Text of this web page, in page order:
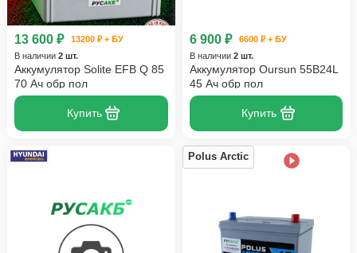
13 600 ₽
13200 ₽ + БУ
В наличии 2 шт.
Аккумулятор Solite EFB Q 85
70 Ач обр пол
Купить
6 900 ₽
6600 ₽ + БУ
В наличии 2 шт.
Аккумулятор Oursun 55B24L
45 Ач обр пол
Купить
Polus Arctic